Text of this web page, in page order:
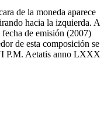
de la moneda aparece
hacia la izquierda. A
fecha de emisión (2007)
de esta composición se
P.M. Aetatis anno LXXX